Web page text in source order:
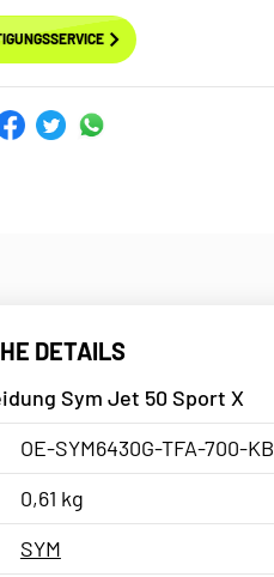
DETAILS
Sym Jet 50 Sport X
OE-SYM6430G-TFA-700-KB
0,61 kg
SYM